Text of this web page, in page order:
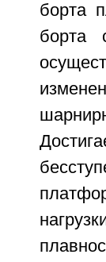
борта
борта